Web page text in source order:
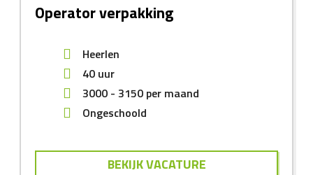
Operator verpakking
Heerlen
40 uur
3000 - 3150 per maand
Ongeschoold
BEKIJK VACATURE